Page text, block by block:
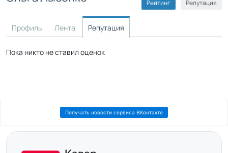
Репутация
Рейтинг
Профиль Лента Репутация
Пока никто не ставил оценок
Получать новости сервиса ВКонтакте